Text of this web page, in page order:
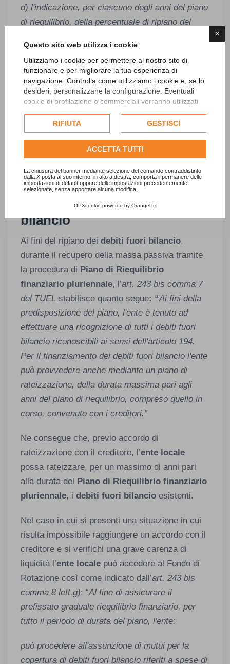
×
Questo sito web utilizza i cookie
Utilizziamo i cookie per permettere al nostro sito di
funzionare e per migliorare la tua esperienza di
navigazione. Controlla come utilizziamo i cookie e, se lo
desideri, personalizzane la configurazione. Eventuali
cookie di profilazione o commerciali verranno utilizzati
dell'utente e, se consentito, potrebbero essere utilizzati
per personalizzare gli annunci pubblicitari. Per ulteriori
informazioni su come Google utilizza i dati raccolti,
politica sulla privacy di Google
Consulta l'informativa cookie completa.
RIFIUTA GESTISCI
ACCETTA TUTTI
La chiusura del banner mediante selezione del comando contraddistinto
dalla X posta al suo interno, in alto a destra, comporta il permanere delle
impostazioni di default oppure delle impostazioni precedentemente
selezionate, senza apportare alcuna modifica.
OPXcookie powered by OrangePix
d) l'indicazione, per ciascuno degli anni del piano
di riequilibrio, della percentuale di ripiano del
degli importi previsti o da prevedere nei bilanci
annuali e pluriennali per il finanziamento dei
debiti fuori bilancio.
Dall’articolo sopra riportato è evidente che gli
finanziario realistico per gestire idebiti fuori
e assicurare una corretta allocazione
delle risorse finanziarie disponibili nel quadro del
Piano di Riequilibrio finanziario pluriennale.
Ripiano dei debiti fuori
bilancio
Ai fini del ripiano dei debiti fuori bilancio,
durante il recupero della massa passiva tramite
la procedura di Piano di Riequilibrio
finanziario pluriennale, l’art. 243 bis comma 7
del TUEL stabilisce quanto segue: “Ai fini della
predisposizione del piano, l'ente è tenuto ad
effettuare una ricognizione di tutti i debiti fuori
bilancio riconoscibili ai sensi dell'articolo 194.
Per il finanziamento dei debiti fuori bilancio l'ente
può provvedere anche mediante un piano di
rateizzazione, della durata massima pari agli
anni del piano di riequilibrio, compreso quello in
corso, convenuto con i creditori.”
Ne consegue che, previo accordo di
rateizzazione con il creditore, l’ente locale
possa rateizzare, per un massimo di anni pari
alla durata del Piano di Riequilibrio finanziario
pluriennale, i debiti fuori bilancio esistenti.
Nel caso in cui si presenti una situazione in cui
risulta impossibile raggiungere un accordo con il
creditore e si verifichi una grave carenza di
liquidità l’ente locale può accedere al Fondo di
Rotazione così come indicato dall’art. 243 bis
comma 8 lett.g): “Al fine di assicurare il
prefissato graduale riequilibrio finanziario, per
tutto il periodo di durata del piano, l'ente:
può procedere all'assunzione di mutui per la
copertura di debiti fuori bilancio riferiti a spese di